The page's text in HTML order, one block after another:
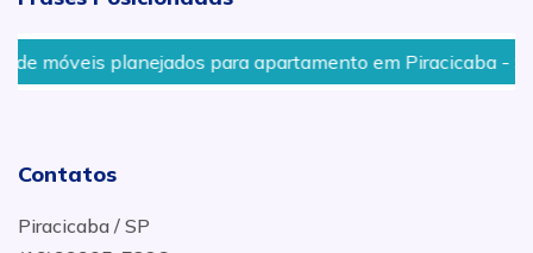
planejados para apartamento em Piracicaba - SP
Contatos
Piracicaba / SP